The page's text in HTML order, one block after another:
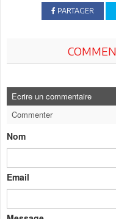
PARTAGER
Ecrire un commentaire
Commenter
Nom
Email